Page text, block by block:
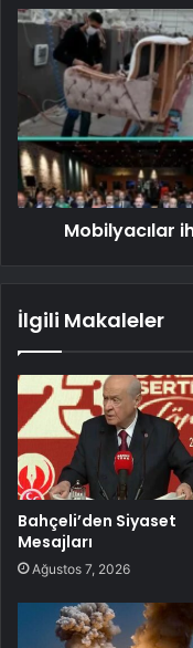
Mobilyacılar
İlgili Makaleler
Bahçeli’den Siyaset
Mesajları
Ağustos 7, 2026